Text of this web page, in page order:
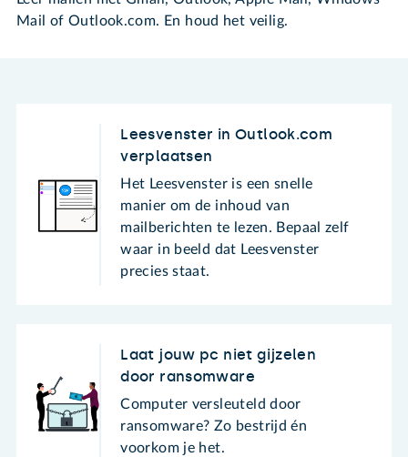
Mail of Outlook.com. En houd het veilig.
Leesvenster in Outlook.com
verplaatsen
Het Leesvenster is een snelle
manier om de inhoud van
mailberichten te lezen. Bepaal zelf
waar in beeld dat Leesvenster
precies staat.
Laat jouw pc niet gijzelen
door ransomware
Computer versleuteld door
ransomware? Zo bestrijd én
voorkom je het.